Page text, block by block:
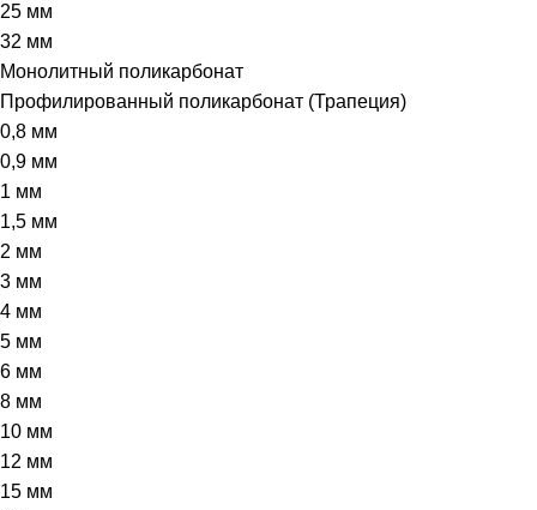
25 мм
32 мм
Монолитный поликарбонат
Профилированный поликарбонат (Трапеция)
0,8 мм
0,9 мм
1 мм
1,5 мм
2 мм
3 мм
4 мм
5 мм
6 мм
8 мм
10 мм
12 мм
15 мм